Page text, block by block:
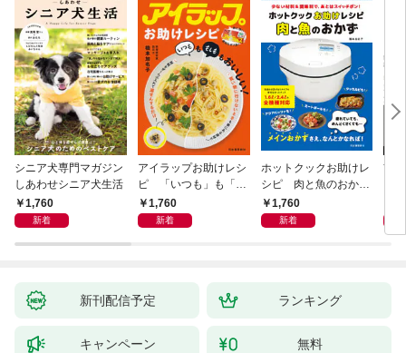
シニア犬専門マガジン
しあわせシニア犬生活
1,760
新着
アイラップお助けレシ
ピ 「いつも」も「も
しも」もおいしい！
1,760
新着
ホットクックお助けレ
シピ 肉と魚のおか
ず 少ない材料＆調味
料で、あとはスイッチ
1,760
新着
首
リ
昇
新刊配信予定 ランキング
キャンペーン 無料